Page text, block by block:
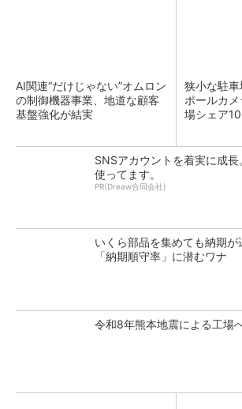
AI関連“だけじゃない”オムロン
の制御機器事業、地道な顧客
基盤強化が結実
狭小な駐
ポールカ
場シェア
SNSアカウントを着実に成
使ってます。
PR(Dreaw合同会社)
いくら部品を集めても納期が
「納期順守率」に潜むワナ
令和8年熊本地震による工場